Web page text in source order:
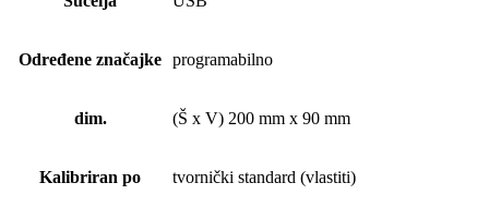
Određene značajke programabilno
dim. (Š x V) 200 mm x 90 mm
Kalibriran po tvornički standard (vlastiti)